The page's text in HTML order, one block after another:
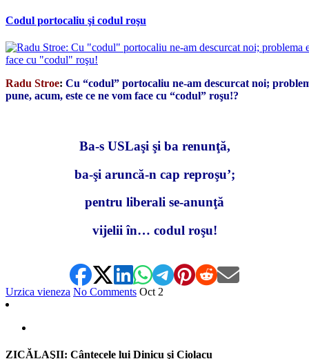
Codul portocaliu şi codul roşu
Radu Stroe: Cu “codul” portocaliu ne-am descurcat noi;
pune, acum, este ce ne vom face cu “codul” roşu!?
Ba-s USLaşi şi ba renunţă,
ba-şi aruncă-n cap reproşu’;
pentru liberali se-anunţă
vijelii în… codul roşu!
Urzica vieneza No Comments Oct 2
ZICĂLAŞII: Cântecele lui Dinicu şi Ciolacu